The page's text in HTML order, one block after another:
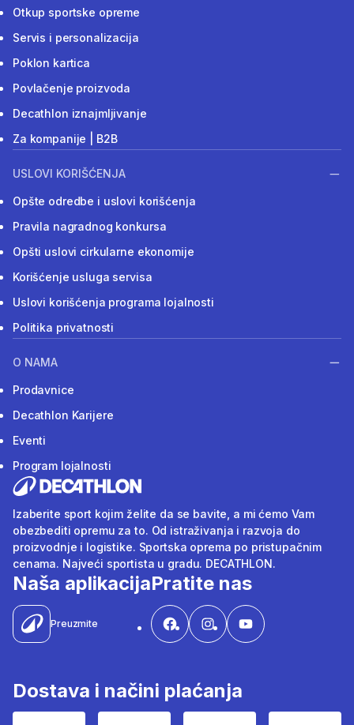
Otkup sportske opreme
Servis i personalizacija
Poklon kartica
Povlačenje proizvoda
Decathlon iznajmljivanje
Za kompanije | B2B
USLOVI KORIŠĆENJA
Opšte odredbe i uslovi korišćenja
Pravila nagradnog konkursa
Opšti uslovi cirkularne ekonomije
Korišćenje usluga servisa
Uslovi korišćenja programa lojalnosti
Politika privatnosti
O NAMA
Prodavnice
Decathlon Karijere
Eventi
Program lojalnosti
Izaberite sport kojim želite da se bavite, a mi ćemo Vam
obezbediti opremu za to. Od istraživanja i razvoja do
proizvodnje i logistike. Sportska oprema po pristupačnim
cenama. Najveći sportista u gradu. DECATHLON.
Naša aplikacija
Preuzmite
Pratite nas
Dostava i načini plaćanja